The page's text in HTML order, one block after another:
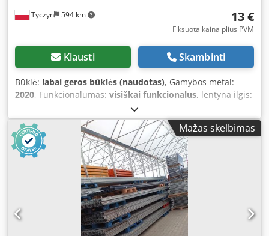
Tyczyn 594 km 13 €
Fiksuota kaina plius PVM
Klausti Skambinti
Būklė: labai geros būklės (naudotas), Gamybos metai:
2020, Funkcionalumas: visiškai funkcionalus, lentyna ilgis:
600 kg
mm, „Jungheinrich MPB“ paletiniai stelažai – daugiau nei
1000 stulpų ir keli tūkstančiai skersinių Parduodame didelį
kiekį naudotų „Jungheinrich MPB“ paletinių stelažų.
Prieinamos dalys: Stulpai: aukštis nuo 3000 mm iki 10 000
mm, daugiau nei 1000 vnt., įvairūs aukščio ir apkrovos
variantai. Skersiniai, 2700 mm ilgio: Dedpfxezrnnks
Amnekr apkrova 3 × 500 kg, apkrova 3 × 600 kg, apkrova 3 ×
800 kg. Skersiniai, 3600 mm ilgio: apkrova 4 × 500 kg,
apkrova 4 × 600 kg. Iš viso yra prieinami keli tūkstančiai
skersinių, todėl galima paruošti tiek atskirus stelažų
Mažas skelbimas